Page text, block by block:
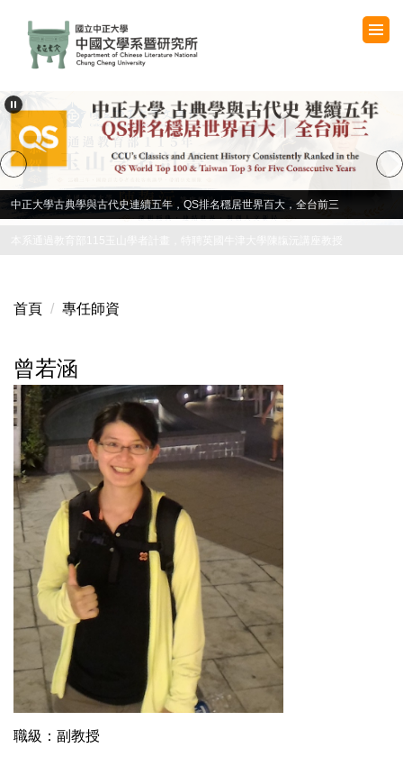
內
區
中正大學古典學與古代史連續五年，QS排名穩居世界百大，全台前三
首頁 專任師資
曾若涵
職級：副教授